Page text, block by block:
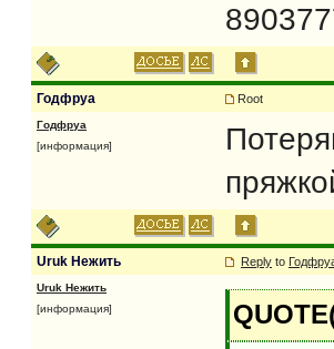
Годфруа Root
Годфруа
[информация]
Uruk Нежить Reply to
Uruk Нежить
[информация]